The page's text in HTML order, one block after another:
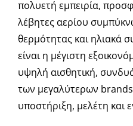
πολυετή εμπειρία,
λέβητες αερίου
θερμότητας και ηλιακά
είναι η μέγιστη
υψηλή αισθητική,
των μεγαλύτερων brands
υποστήριξη, μελέτη και